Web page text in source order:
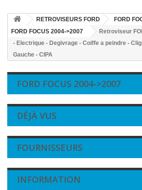
RETROVISEURS FORD
FORD
FORD FOCUS 2004->2007
Retroviseur
- Electrique - Degivrage - Coiffe a peindre -
Gauche - CIPA
FORD FOCUS 2004->2007
DÉJÀ VUS
FOURNISSEURS
INFORMATION